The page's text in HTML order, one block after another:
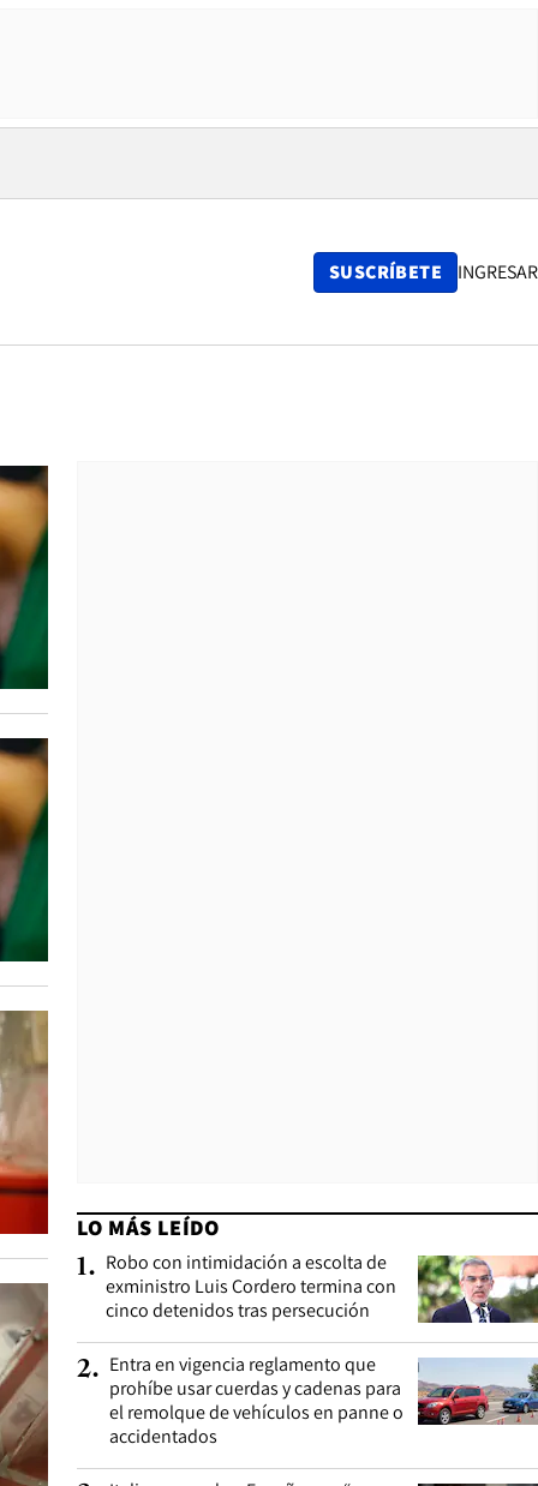
SUSCRÍBETE INGRESAR
LO MÁS LEÍDO
1. Robo con intimidación a escolta de
exministro Luis Cordero termina con
cinco detenidos tras persecución
2. Entra en vigencia reglamento que
prohíbe usar cuerdas y cadenas para
el remolque de vehículos en panne o
accidentados